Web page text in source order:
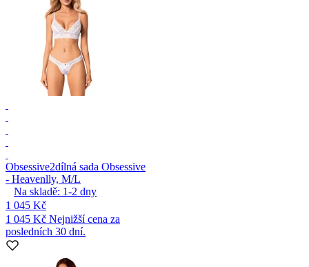
Obsessive2dílná sada Obsessive
- Heavenlly, M/L
Na skladě: 1-2 dny
1 045 Kč
1 045 Kč Nejnižší cena za
posledních 30 dní.